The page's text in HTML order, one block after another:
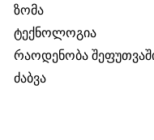
ზომა
ტექნოლოგია
რაოდენობა
ძაბვა